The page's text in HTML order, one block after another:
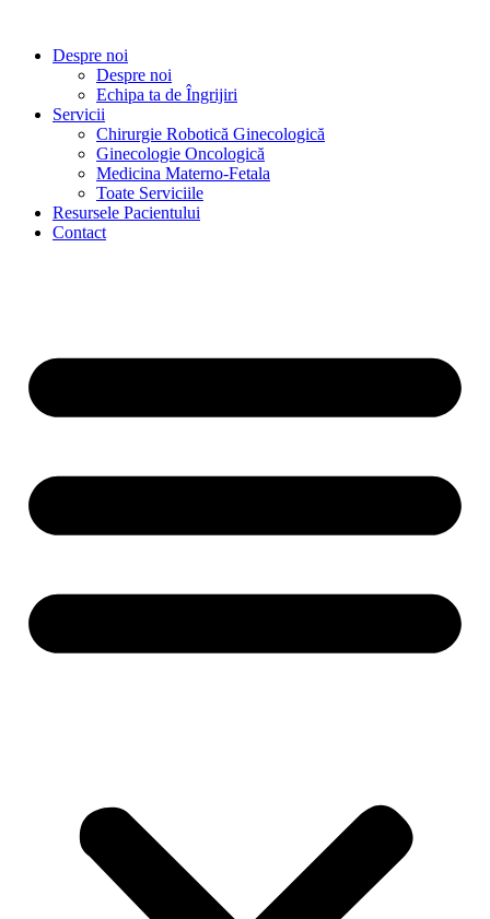
Despre noi
Despre noi
Echipa ta de Îngrijiri
Servicii
Chirurgie Robotică Ginecologică
Ginecologie Oncologică
Medicina Materno-Fetala
Toate Serviciile
Resursele Pacientului
Contact